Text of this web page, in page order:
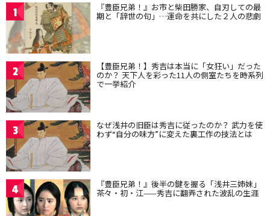
1 『豊臣兄弟！』お市と柴田勝家、自刃しての最
期と「辞世の句」…運命を共にした２人の悲劇
2 【豊臣兄弟！】秀吉は本当に「女狂い」だった
のか？ 天下人を彩った11人の側室たちを時系列
で一挙紹介
3 なぜ浅井の旧臣は秀吉に従ったのか？ 武力を使
わず“自分の味方”に変えた裏工作の技法とは
4 『豊臣兄弟！』後半の鍵を握る「浅井三姉妹」
茶々・初・江——秀吉に翻弄された波乱の生涯